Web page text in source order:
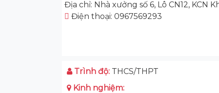
Địa chỉ: Nhà xưởng số 6, Lô CN12,
Điện thoại: 0967569293
Trình độ: THCS/THPT
Kinh nghiệm: